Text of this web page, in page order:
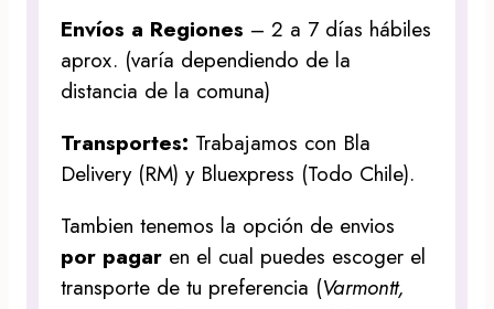
Envíos a Regiones – 2 a 7 días hábiles
aprox. (varía dependiendo de la
distancia de la comuna)
Transportes: Trabajamos con Bla
Delivery (RM) y Bluexpress (Todo Chile).
Tambien tenemos la opción de envios
por pagar en el cual puedes escoger el
transporte de tu preferencia (Varmontt,